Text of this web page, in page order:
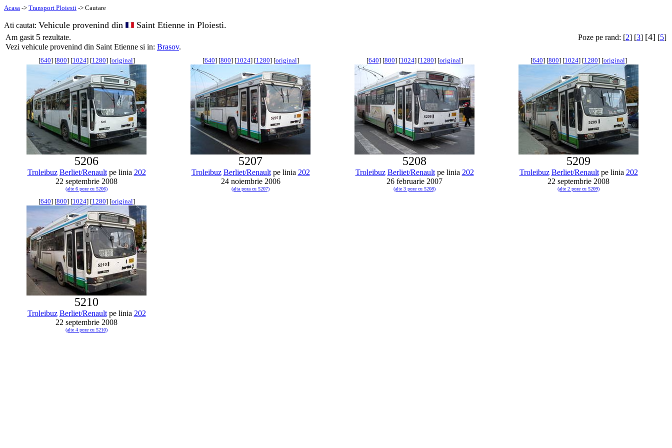
Acasa -> Transport Ploiesti -> Cautare
Ati cautat: Vehicule provenind din Saint Etienne in Ploiesti.
Am gasit 5 rezultate.
Vezi vehicule provenind din Saint Etienne si in: Brasov.
Poze pe rand: [2] [3] [4] [5]
[640] [800] [1024] [1280] [original]
5206
Troleibuz Berliet/Renaultpe linia 202
22 septembrie 2008
(alte 6 poze cu 5206)
[640] [800] [1024] [1280] [original]
5207
Troleibuz Berliet/Renaultpe linia 202
24 noiembrie 2006
(alta poza cu 5207)
[640] [800] [1024] [1280] [original]
5208
Troleibuz Berliet/Renaultpe linia 202
26 februarie 2007
(alte 3 poze cu 5208)
[640] [800] [1024] [1280] [original]
5209
Troleibuz Berliet/Renaultpe linia 202
22 septembrie 2008
(alte 2 poze cu 5209)
[640] [800] [1024] [1280] [original]
5210
Troleibuz Berliet/Renaultpe linia 202
22 septembrie 2008
(alte 4 poze cu 5210)